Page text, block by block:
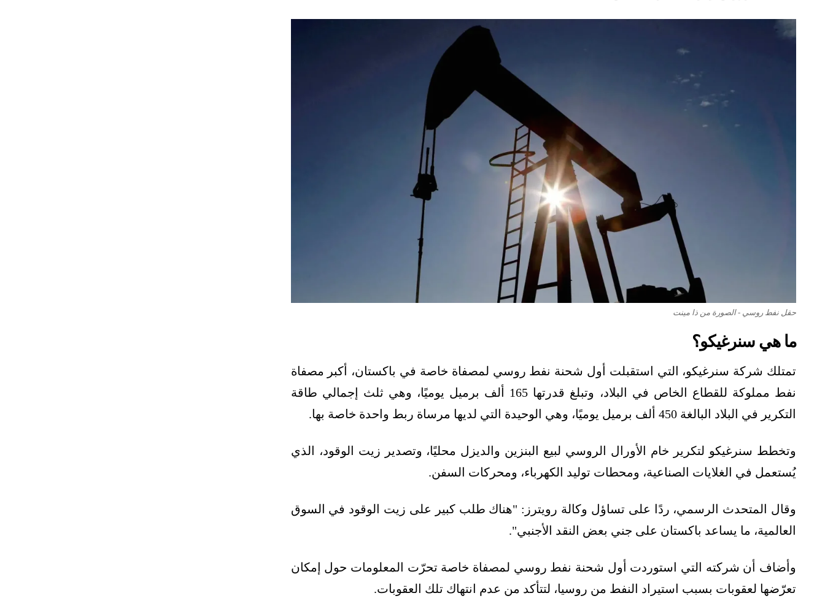
حقل نفط روسي - الصورة من ذا مينت
ما هي سنرغيكو؟
تمتلك شركة سنرغيكو، التي استقبلت أول شحنة نفط روسي لمصفاة خاصة في باكستان، أكبر مصفاة
نفط مملوكة للقطاع الخاص في البلاد، وتبلغ قدرتها 165 ألف برميل يوميًا، وهي ثلث إجمالي طاقة
التكرير في البلاد البالغة 450 ألف برميل يوميًا، وهي الوحيدة التي لديها مرساة ربط واحدة خاصة بها.
وتخطط سنرغيكو لتكرير خام الأورال الروسي لبيع البنزين والديزل محليًا، وتصدير زيت الوقود، الذي
يُستعمل في الغلايات الصناعية، ومحطات توليد الكهرباء، ومحركات السفن.
وقال المتحدث الرسمي، ردًا على تساؤل وكالة رويترز: "هناك طلب كبير على زيت الوقود في السوق
العالمية، ما يساعد باكستان على جني بعض النقد الأجنبي".
وأضاف أن شركته التي استوردت أول شحنة نفط روسي لمصفاة خاصة تحرّت المعلومات حول إمكان
تعرّضها لعقوبات بسبب استيراد النفط من روسيا، لتتأكد من عدم انتهاك تلك العقوبات.